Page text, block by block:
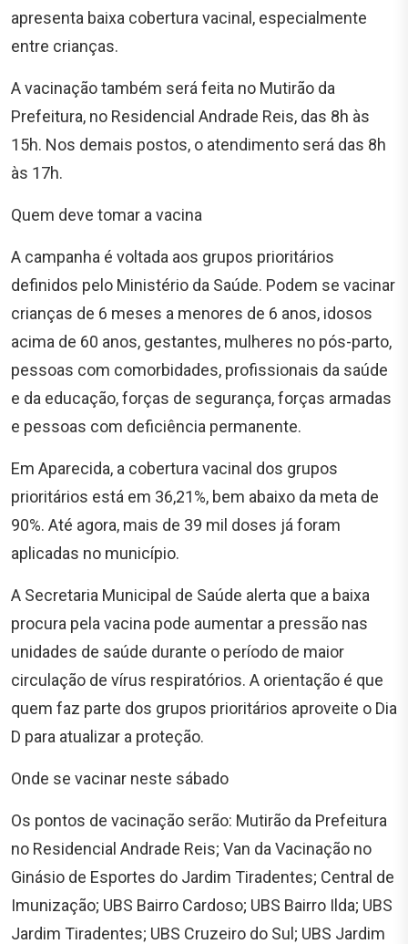
apresenta baixa cobertura vacinal, especialmente
entre crianças.
A vacinação também será feita no Mutirão da
Prefeitura, no Residencial Andrade Reis, das 8h às
15h. Nos demais postos, o atendimento será das 8h
às 17h.
Quem deve tomar a vacina
A campanha é voltada aos grupos prioritários
definidos pelo Ministério da Saúde. Podem se vacinar
crianças de 6 meses a menores de 6 anos, idosos
acima de 60 anos, gestantes, mulheres no pós-parto,
pessoas com comorbidades, profissionais da saúde
e da educação, forças de segurança, forças armadas
e pessoas com deficiência permanente.
Em Aparecida, a cobertura vacinal dos grupos
prioritários está em 36,21%, bem abaixo da meta de
90%. Até agora, mais de 39 mil doses já foram
aplicadas no município.
A Secretaria Municipal de Saúde alerta que a baixa
procura pela vacina pode aumentar a pressão nas
unidades de saúde durante o período de maior
circulação de vírus respiratórios. A orientação é que
quem faz parte dos grupos prioritários aproveite o Dia
D para atualizar a proteção.
Onde se vacinar neste sábado
Os pontos de vacinação serão: Mutirão da Prefeitura
no Residencial Andrade Reis; Van da Vacinação no
Ginásio de Esportes do Jardim Tiradentes; Central de
Imunização; UBS Bairro Cardoso; UBS Bairro Ilda; UBS
Jardim Tiradentes; UBS Cruzeiro do Sul; UBS Jardim